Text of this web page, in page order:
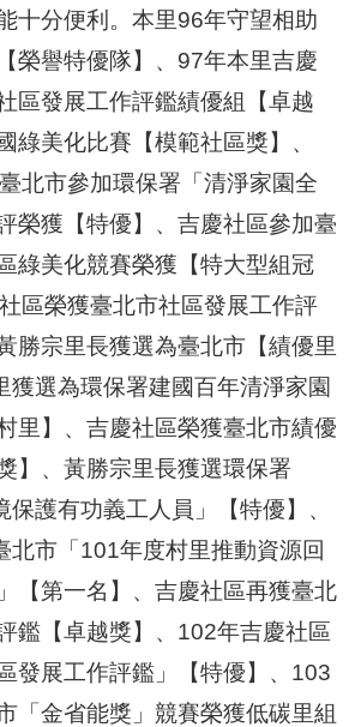
十分便利。本里96年守望相助
榮譽特優隊】、97年本里吉慶
區發展工作評鑑績優組【卓越
綠美化比賽【模範社區獎】、
北市參加環保署「清淨家園全
榮獲【特優】、吉慶社區參加臺
綠美化競賽榮獲【特大型組冠
區榮獲臺北市社區發展工作評
勝宗里長獲選為臺北市【績優里
獲選為環保署建國百年清淨家園
里】、吉慶社區榮獲臺北市績優
】、黃勝宗里長獲選環保署
保護有功義工人員」【特優】、
北市「101年度村里推動資源回
【第一名】、吉慶社區再獲臺北
鑑【卓越獎】、102年吉慶社區
發展工作評鑑」【特優】、103
「金省能獎」競賽榮獲低碳里組